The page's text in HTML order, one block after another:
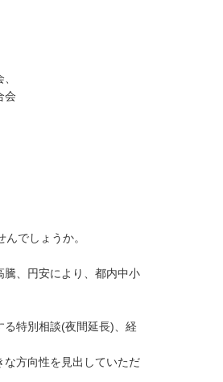
会
でしょうか。
、円安により、都内中小
特別相談(夜間延長)、経
方向性を見出していただ